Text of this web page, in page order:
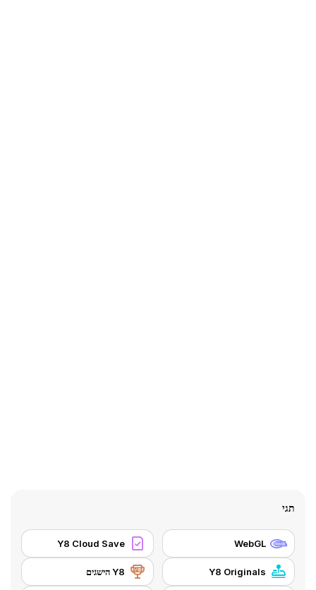
תגי
WebGL
Y8 Cloud Save
Y8 Originals Y8 הישגים